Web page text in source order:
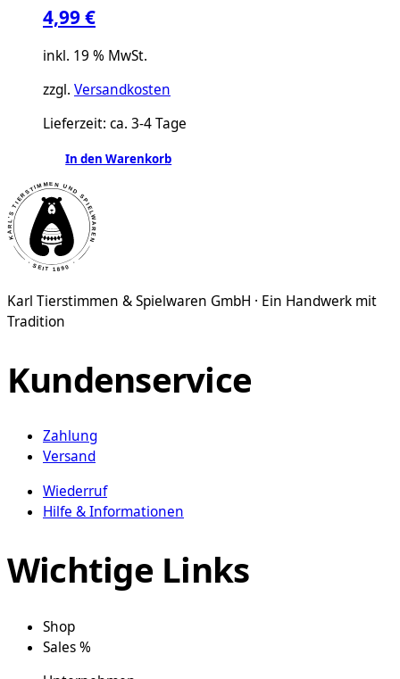
4,99€
inkl. 19 % MwSt.
zzgl. Versandkosten
Lieferzeit: ca. 3-4 Tage
In den Warenkorb
Karl Tierstimmen & Spielwaren GmbH · Ein Handwerk mit
Tradition
Kundenservice
Zahlung
Versand
Wiederruf
Hilfe & Informationen
Wichtige Links
Shop
Sales %